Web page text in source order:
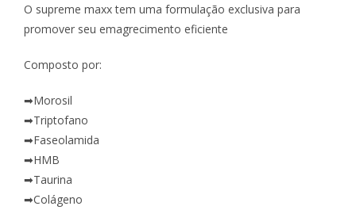
O supreme maxx tem uma formulação exclusiva para
promover seu emagrecimento eficiente
Composto por:
➡Morosil
➡Triptofano
➡Faseolamida
➡HMB
➡Taurina
➡Colágeno